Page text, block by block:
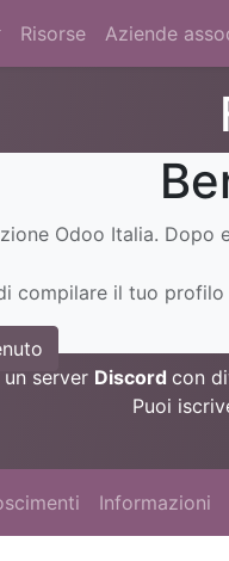
Risorse Aziende
Odoo Italia. Dopo
compilare il tuo
server Discord con
Puoi
Informazioni